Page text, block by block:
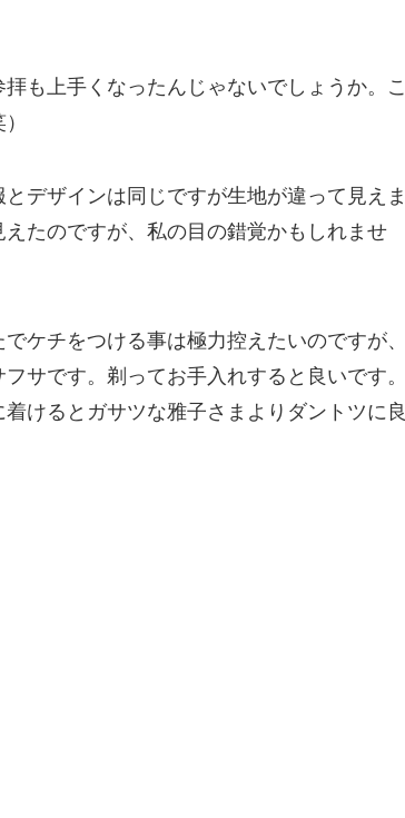
も上手くなったんじゃないでしょうか。こ
デザインは同じですが生地が違って見えま
たのですが、私の目の錯覚かもしれませ
ケチをつける事は極力控えたいのですが、
サです。剃ってお手入れすると良いです。
けるとガサツな雅子さまよりダントツに良